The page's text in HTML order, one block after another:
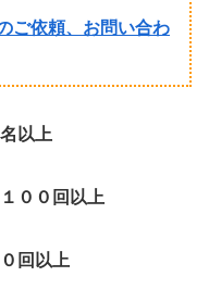
ご依頼、お問い合わ
以上
００回以上
回以上